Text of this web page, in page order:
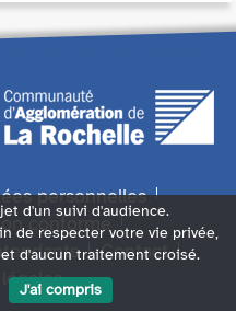
personnelles
conforme
Contact
d'un suivi d'audience.
de respecter votre vie privée,
d'aucun traitement croisé.
J'ai compris